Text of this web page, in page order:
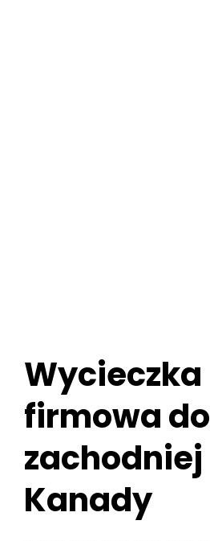
Wycieczka
firmowa do
zachodniej
Kanady